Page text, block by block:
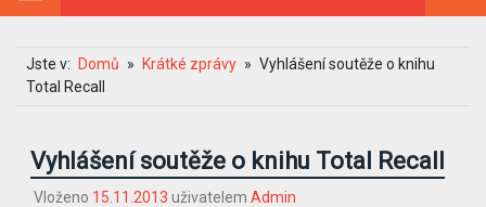
Jste v: Domů Krátké zprávy
Vyhlášení soutěže o knihu
Total Recall
Vyhlášení soutěže o knihu Total Recall
Vloženo 15.11.2013 uživatelem Admin